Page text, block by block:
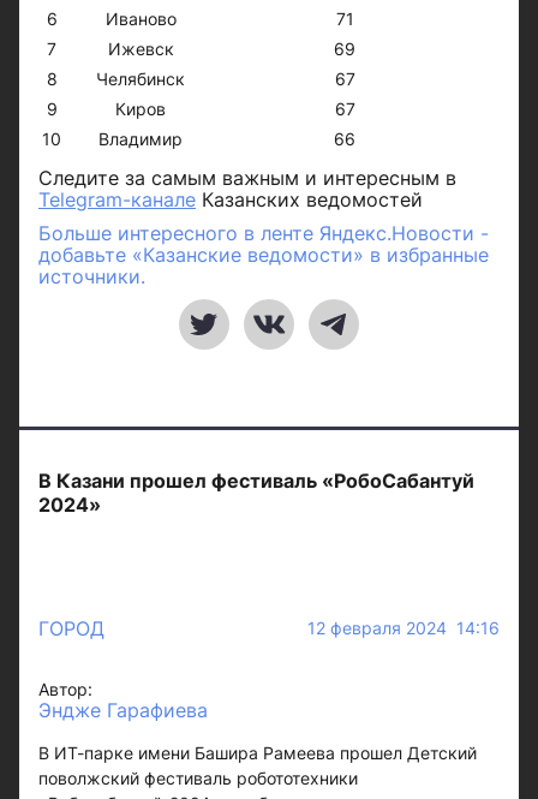
6 Иваново
71
7
Ижевск
69
8
Челябинск
67
9
Киров
67
10
Владимир 66
Следите за самым важным и интересным в
Telegram-канале Казанских ведомостей
Больше интересного в ленте Яндекс.Новости -
добавьте «Казанские ведомости» в избранные
источники.
В Казани прошел фестиваль «РобоСабантуй
2024»
ГОРОД 12 февраля 2024 14:16
Автор:
Эндже Гарафиева
В ИТ-парке имени Башира Рамеева прошел Детский
поволжский фестиваль робототехники